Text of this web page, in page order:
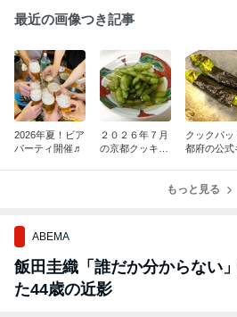
最近の画像つき記事
2026年夏！ビア
パーティ開催♬
２０２６年７月
の京都クッキン
クックパッ
都府の公式
月
もっと見る
ABEMA
飯田圭織「誰だか分からない
た44歳の近影